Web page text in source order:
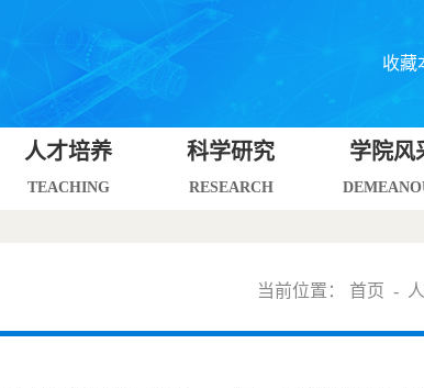
收藏
人才培养
TEACHING
科学研究
RESEARCH
学院风
当前位置： 首页 -